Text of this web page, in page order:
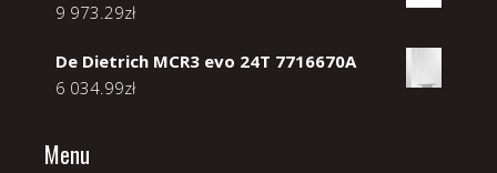
9 973.29zł
De Dietrich MCR3 evo 24T 7716670A
6 034.99zł
Menu